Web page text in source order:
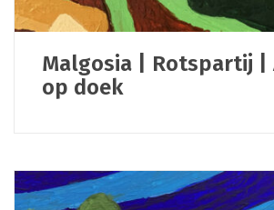
Malgosia | Rotspartij |
op doek